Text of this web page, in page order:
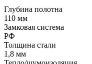
Глубина полотна
110 мм
Замковая система
РФ
Толщина стали
1,8 мм